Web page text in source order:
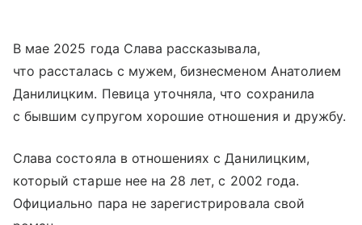
В мае 2025 года Слава рассказывала,
что рассталась с мужем, бизнесменом Анатолием
Данилицким. Певица уточняла, что сохранила
с бывшим супругом хорошие отношения и дружбу.
Слава состояла в отношениях с Данилицким,
который старше нее на 28 лет, с 2002 года.
Официально пара не зарегистрировала свой